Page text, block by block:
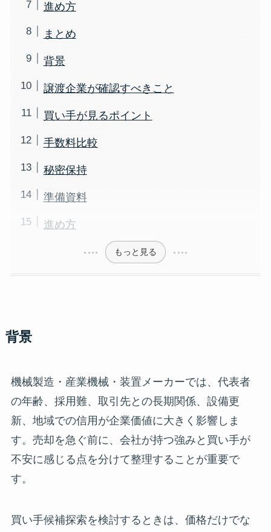
進め方
まとめ
背景
譲渡企業が確認すべきこと
買い手が見るポイント
手数料比較
秘密保持
準備資料
進め方
もっと見る
背景
機械製造・産業機械・装置メーカーでは、代表者
の年齢、採用難、取引先との長期関係、設備更
新、地域での信用が企業価値に大きく影響しま
す。売却を急ぐ前に、会社が持つ強みと買い手が
不安に感じる点を分けて整理することが重要で
す。
買い手候補探索を検討するときは、価格だけでな